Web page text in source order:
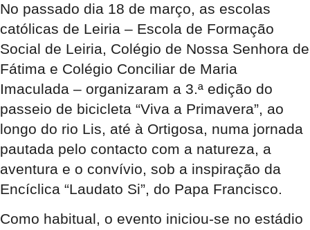
No passado dia 18 de março, as escolas
católicas de Leiria – Escola de Formação
Social de Leiria, Colégio de Nossa Senhora de
Fátima e Colégio Conciliar de Maria
Imaculada – organizaram a 3.ª edição do
passeio de bicicleta “Viva a Primavera”, ao
longo do rio Lis, até à Ortigosa, numa jornada
pautada pelo contacto com a natureza, a
aventura e o convívio, sob a inspiração da
Encíclica “Laudato Si”, do Papa Francisco.
Como habitual, o evento iniciou-se no estádio